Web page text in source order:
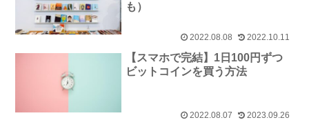
も）
2022.08.08 2022.10.11
【スマホで完結】1日100円ずつ
ビットコインを買う方法
2022.08.07 2023.09.26